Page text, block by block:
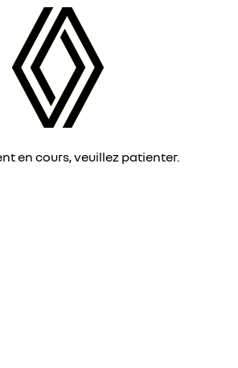
en cours, veuillez patienter.